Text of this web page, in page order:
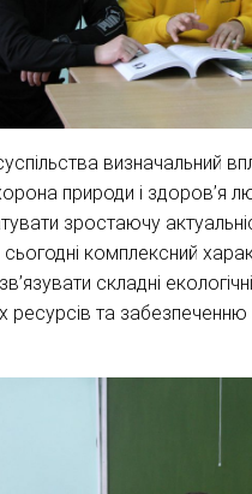
визначальний
природи і здоров’я
зростаючу
комплексний
складні
та забезпеченню